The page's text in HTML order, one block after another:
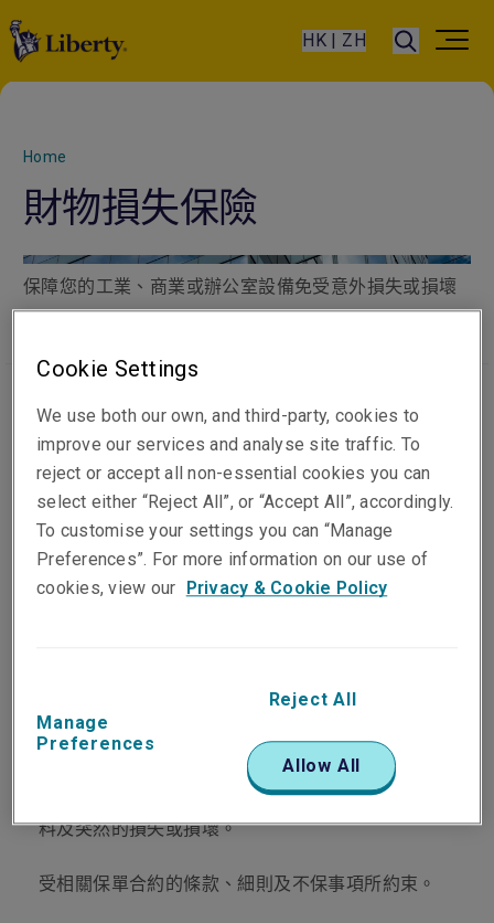
HK | ZH
Home
財物損失保險
保障您的工業、商業或辦公室設備免受意外損失或損壞
保障您的工業、商業
或辦公室設備免受意
機械和設備與您其他寶貴資產一樣，應該全時間得到
適當的維護和保障。這是因為它們較易因意外而損失
或損壞，需要高昂的費用來維修或更換該設備。
利寶的財物損失保險保障您所有機器和設備之無法預
料及突然的損失或損壞。
受相關保單合約的條款、細則及不保事項所約束。
Cookie Settings
We use both our own, and third-party, cookies to
improve our services and analyse site traffic. To
reject or accept all non-essential cookies you can
select either “Reject All”, or “Accept All”, accordingly.
To customise your settings you can “Manage
Preferences”. For more information on our use of
cookies, view our Privacy & Cookie Policy
Manage
Preferences
Reject All
Allow All